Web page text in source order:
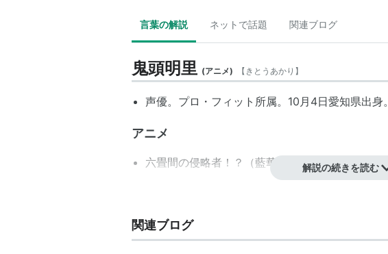
言葉の解説 ネットで話題 関連ブログ
鬼頭明里 (アニメ) 【 きとうあかり 】
声優。プロ・フィット所属。10月4日愛知県出身。
アニメ
六畳間の侵略者！？（藍華真希）
クロスアンジュ 天使と竜の輪舞（メアリー）
少年メイド（中島晶）
タブー・タトゥー（アリヤ）
解説の続きを読む
関連ブログ